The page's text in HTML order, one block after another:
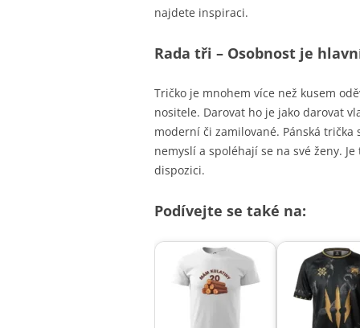
najdete inspiraci.
Rada tři – Osobnost je
Tričko je mnohem více než kusem
nositele. Darovat ho je jako darovat
moderní či zamilované. Pánská
nemyslí a spoléhají se na své ženy.
dispozici.
Podívejte se také na: